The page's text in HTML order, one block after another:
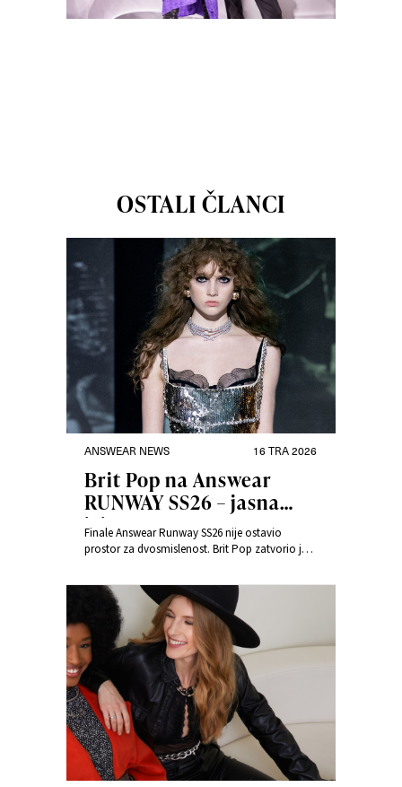
OSTALI ČLANCI
ANSWEAR NEWS 16 TRA 2026
Brit Pop na Answear
RUNWAY SS26 – jasna
izjava
Finale Answear Runway SS26 nije ostavio
prostor za dvosmislenost. Brit Pop zatvorio je
moda i dalje može biti ekspresivna,
beskompromisna i puna energije.